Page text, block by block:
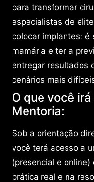
para transformar
especialistas de
colocar implantes; é
mamária e ter a
entregar resultados
cenários mais
O que você
Mentoria:
Sob a orientação
você terá acesso a
(presencial e online)
prática real e na